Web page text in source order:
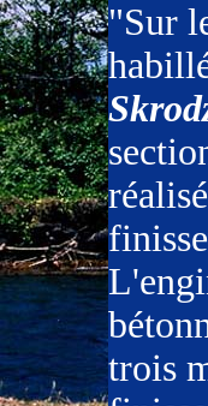
"Sur
trois